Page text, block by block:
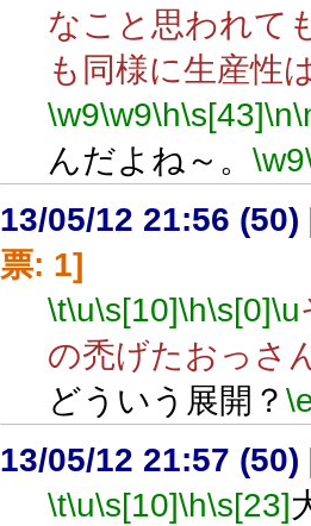
なこと思われて
も同様に生産性
\w9\w9\h\s[43]\n
んだよね～。 \w9
13/05/12 21:56 (50)
票: 1]
\t\u\s[10]\h\s[0]\u
の禿げたおっさ
どういう展開？
13/05/12 21:57 (50)
\t\u\s[10]\h\s[23]